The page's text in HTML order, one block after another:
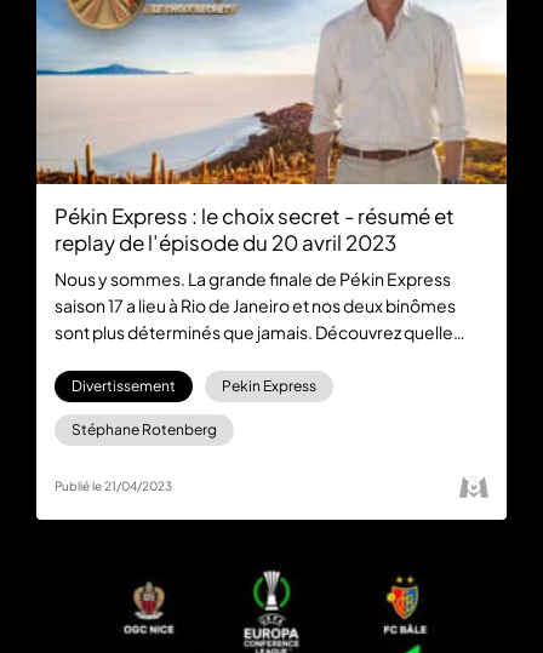
Pékin Express : le choix secret - résumé et
replay de l’épisode du 20 avril 2023
Nous y sommes. La grande finale de Pékin Express
saison 17 a lieu à Rio de Janeiro et nos deux binômes
sont plus déterminés que jamais. Découvrez quelle
replay gratuitement et en intégralité sur 6play.fr.
Divertissement Pekin Express
Stéphane Rotenberg
Publié le 21/04/2023